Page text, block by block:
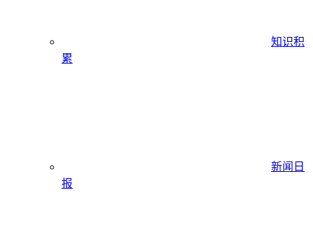
知识积
累
新闻日
报